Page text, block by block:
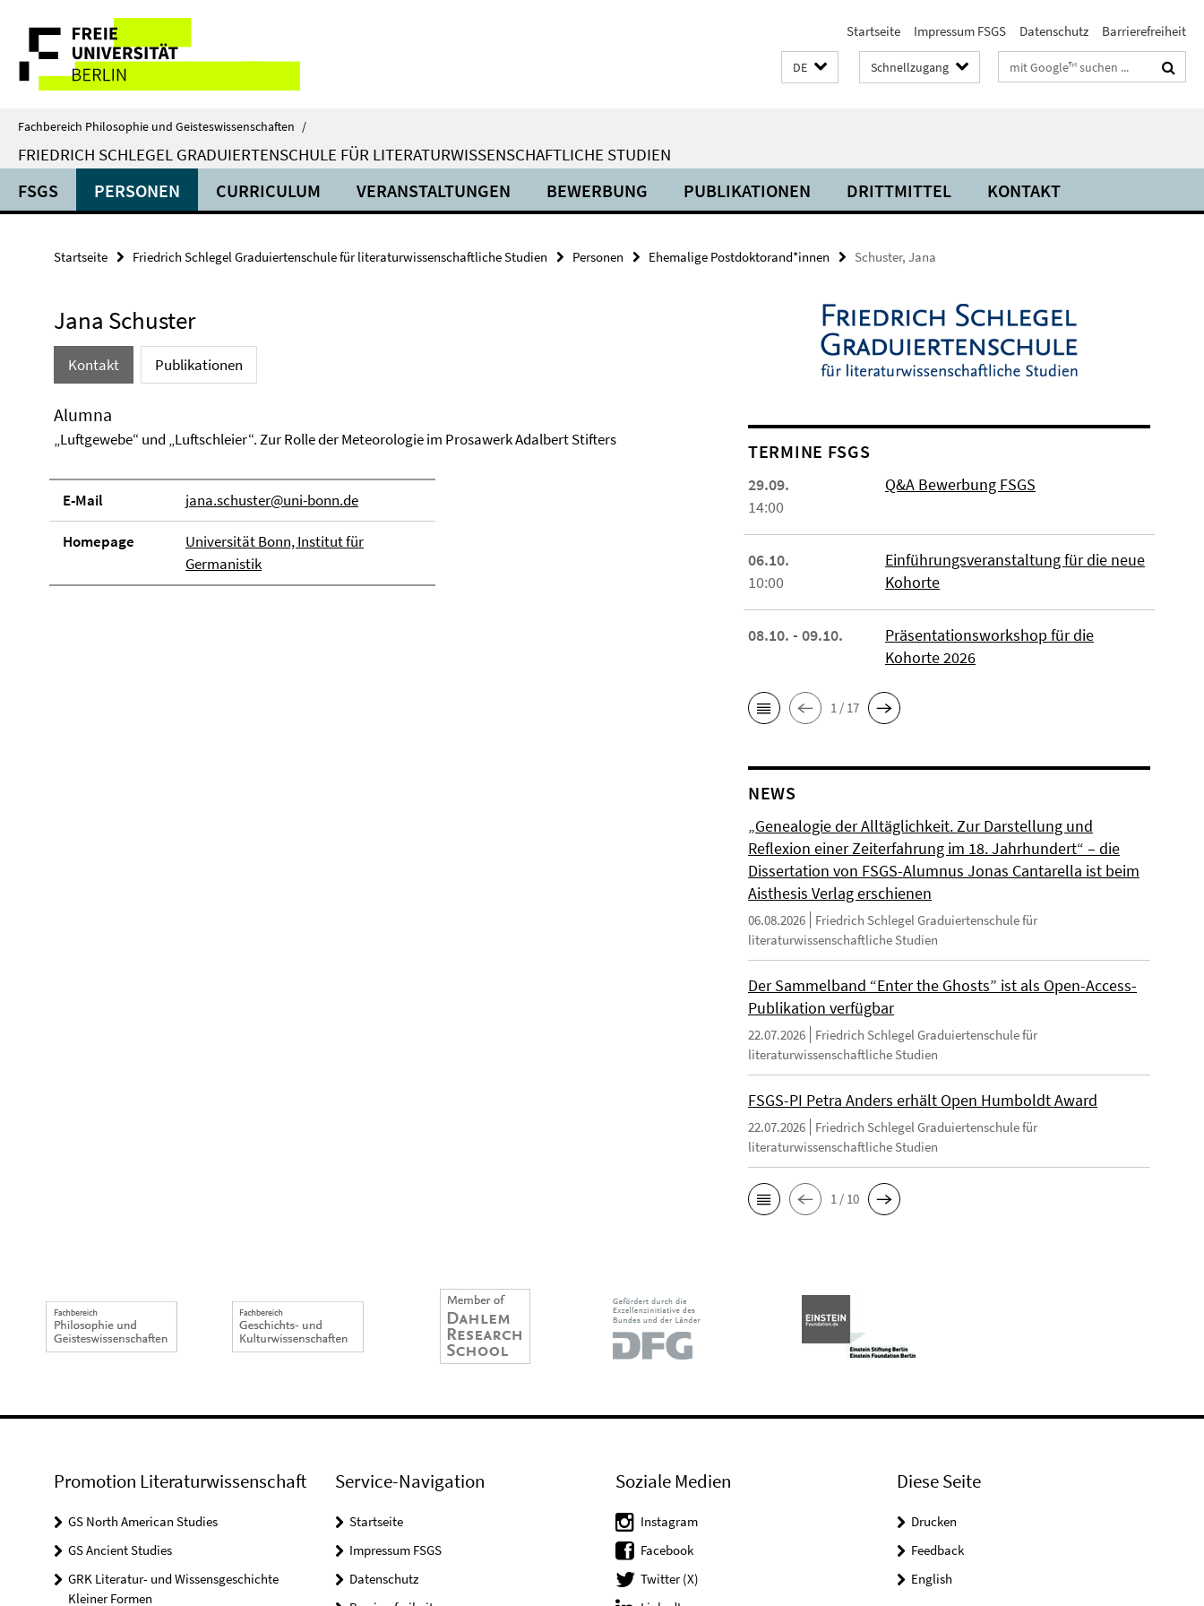
direkt
Inhalt
Service-
Navigation
Startseite Impressum FSGS Datenschutz Barrierefreiheit
DE Schnellzugang Suchbegriffe
Fachbereich Philosophie und Geisteswissenschaften /
FRIEDRICH SCHLEGEL GRADUIERTENSCHULE FÜR LITERATURWISSENSCHAFTLICHE STUDIEN
FSGS PERSONEN CURRICULUM VERANSTALTUNGEN BEWERBUNG PUBLIKATIONEN DRITTMITTEL KONTAKT
Startseite Friedrich Schlegel Graduiertenschule für literaturwissenschaftliche Studien Personen Ehemalige Postdoktorand*innen Schuster, Jana
Jana Schuster
Kontakt Publikationen
Alumna
„Luftgewebe“ und „Luftschleier“. Zur Rolle der Meteorologie im Prosawerk Adalbert Stifters
E-Mail jana.schuster@uni-bonn.de
Homepage
Universität Bonn, Institut für
Germanistik
TERMINE FSGS
29.09.
14:00
Q&A Bewerbung FSGS
06.10.
10:00
Einführungsveranstaltung für die neue
Kohorte
08.10. - 09.10.
Präsentationsworkshop für die
Kohorte 2026
1 / 17
NEWS
„Genealogie der Alltäglichkeit. Zur Darstellung und
Reflexion einer Zeiterfahrung im 18. Jahrhundert“ – die
Dissertation von FSGS-Alumnus Jonas Cantarella ist beim
Aisthesis Verlag erschienen
06.08.2026
Friedrich Schlegel Graduiertenschule für
literaturwissenschaftliche Studien
Der Sammelband “Enter the Ghosts” ist als Open-Access-
Publikation verfügbar
22.07.2026
Friedrich Schlegel Graduiertenschule für
literaturwissenschaftliche Studien
FSGS-PI Petra Anders erhält Open Humboldt Award
22.07.2026
Friedrich Schlegel Graduiertenschule für
literaturwissenschaftliche Studien
1 / 10
Promotion Literaturwissenschaft
GS North American Studies
GS Ancient Studies
GRK Literatur- und Wissensgeschichte
Kleiner Formen
Service-Navigation
Startseite
Impressum FSGS
Datenschutz
Soziale Medien
Instagram
Facebook
Twitter (X)
Diese Seite
Drucken
Feedback
English